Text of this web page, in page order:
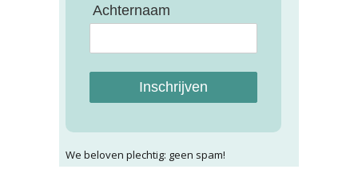
Achternaam
Inschrijven
We beloven plechtig: geen spam!